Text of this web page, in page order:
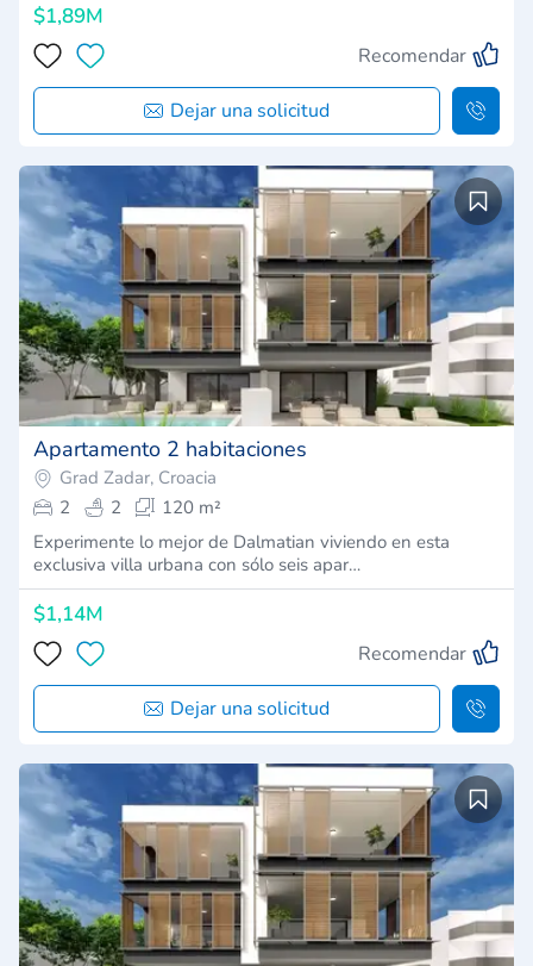
$1,89M
Recomendar
Dejar una solicitud
Apartamento 2 habitaciones
Grad Zadar, Croacia
2
2
120 m²
Experimente lo mejor de Dalmatian viviendo en esta
exclusiva villa urbana con sólo seis apar…
$1,14M
Recomendar
Dejar una solicitud